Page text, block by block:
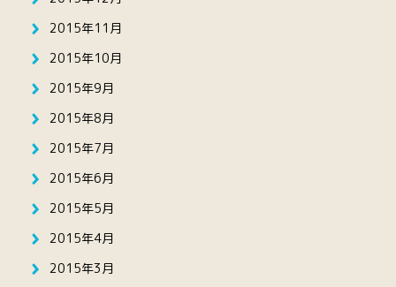
2015年11月
2015年10月
2015年9月
2015年8月
2015年7月
2015年6月
2015年5月
2015年4月
2015年3月